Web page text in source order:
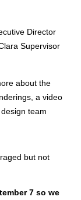
Director
Supervisor
about the
a video
team
but not
7 so we